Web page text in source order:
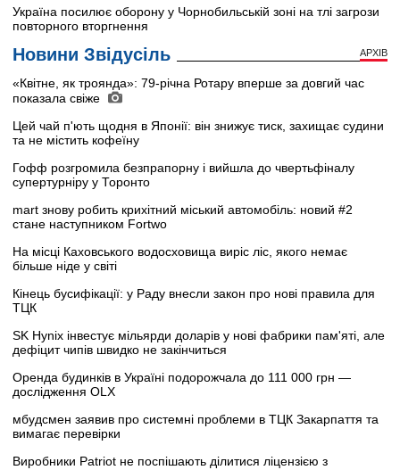
Україна посилює оборону у Чорнобильській зоні на тлі загрози
повторного вторгнення
Новини Звідусіль АРХІВ
«Квітне, як троянда»: 79-річна Ротару вперше за довгий час
показала свіже
Цей чай п'ють щодня в Японії: він знижує тиск, захищає судини
та не містить кофеїну
Гофф розгромила безпрапорну і вийшла до чвертьфіналу
супертурніру у Торонто
mart знову робить крихітний міський автомобіль: новий #2
стане наступником Fortwo
На місці Каховського водосховища виріс ліс, якого немає
більше ніде у світі
Кінець бусифікації: у Раду внесли закон про нові правила для
ТЦК
SK Hynix інвестує мільярди доларів у нові фабрики пам'яті, але
дефіцит чипів швидко не закінчиться
Оренда будинків в Україні подорожчала до 111 000 грн —
дослідження OLX
мбудсмен заявив про системні проблеми в ТЦК Закарпаття та
вимагає перевірки
Виробники Patriot не поспішають ділитися ліцензією з